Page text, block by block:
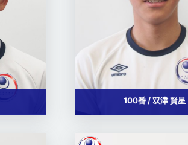
100番 / 双津 賢星